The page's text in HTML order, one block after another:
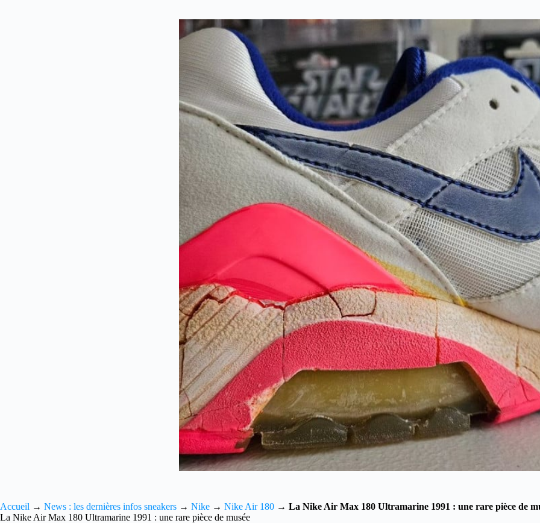
Accueil → News : les dernières infos sneakers → Nike → Nike Air 180 → La Nike Air Max 180 Ultramarine 1991 : une rare pièce de
La Nike Air Max 180 Ultramarine 1991 : une rare pièce de musée